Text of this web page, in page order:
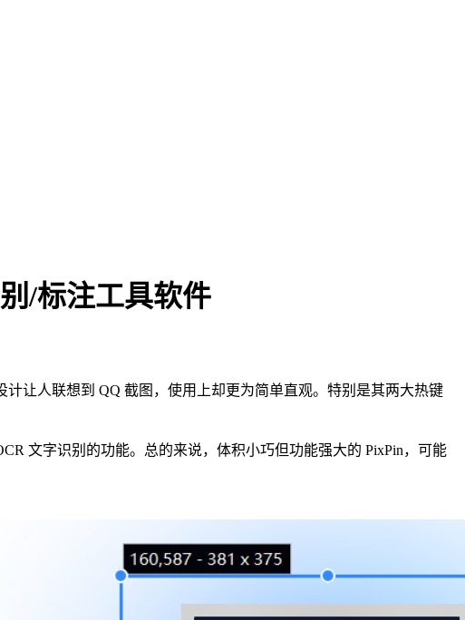
/标注工具软件
让人联想到 QQ 截图，使用上却更为简单直观。特别是其两大热键
文字识别的功能。总的来说，体积小巧但功能强大的 PixPin，可能